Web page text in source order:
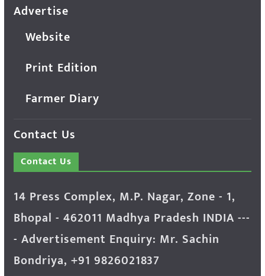
Advertise
Website
Print Edition
Farmer Diary
Contact Us
Contact Us
14 Press Complex, M.P. Nagar, Zone - 1,
Bhopal - 462011 Madhya Pradesh INDIA ---
- Advertisement Enquiry: Mr. Sachin
Bondriya, +91 9826021837